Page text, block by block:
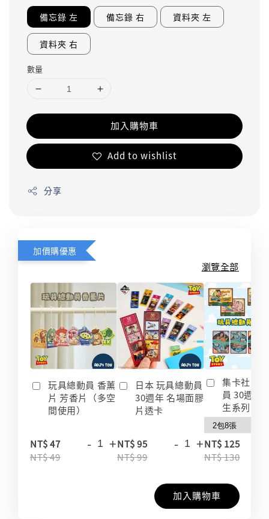
備忘錄 左 備忘錄 右 資料夾 左
資料夾 右
數量
加入購物車
Add to wishlist
分享
加價購優惠
瀏覽全部
玩具總動員 香薰
片 芳香片（多空
間使用）
NT$ 47
NT$ 49
- +
日本 玩具總動員
30週年 名場面膠
片透卡
NT$ 95
NT$ 99
- +
集卡社 玩
員 30週年
生系列 收
NT$ 125
NT$ 130
加入購物車